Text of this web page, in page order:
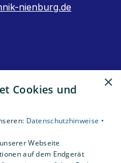
nienburg.de
×
Cookies und
Datenschutzhinweise •
Webseite
auf dem Endgerät